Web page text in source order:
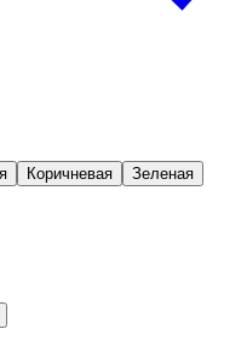
Коричневая Зеленая